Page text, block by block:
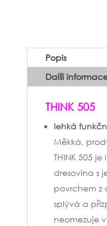
Popis
Další
THINK 505
lehká
Měkká,
THINK 505
dresovina s
povrchem z
splývá a
neomezuje